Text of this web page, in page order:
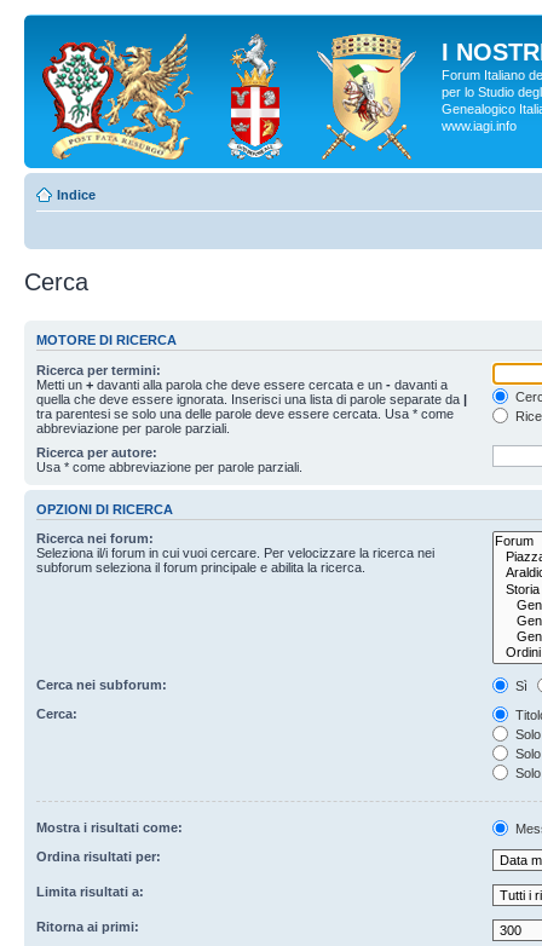
I
Forum Italiano
per lo Studio
Genealogico
www.iagi.info
Indice
Cerca
MOTORE DI RICERCA
Ricerca per termini:
Metti un + davanti alla parola che deve essere cercata e un - davanti a
quella che deve essere ignorata. Inserisci una lista di parole separate da |
tra parentesi se solo una delle parole deve essere cercata. Usa * come
abbreviazione per parole parziali.
Ricerca per autore:
Usa * come abbreviazione per parole parziali.
OPZIONI DI RICERCA
Ricerca nei forum:
Seleziona il/i forum in cui vuoi cercare. Per velocizzare la ricerca nei
subforum seleziona il forum principale e abilita la ricerca.
Cerca nei subforum:
Sì
Cerca:
Mostra i risultati come:
Ordina risultati per:
Limita risultati a:
Ritorna ai primi: